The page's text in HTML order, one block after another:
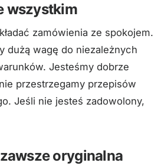
wszystkim
zamówienia ze spokojem.
dużą wagę do niezależnych
Jesteśmy dobrze
przestrzegamy przepisów
Jeśli nie jesteś zadowolony,
oryginalna